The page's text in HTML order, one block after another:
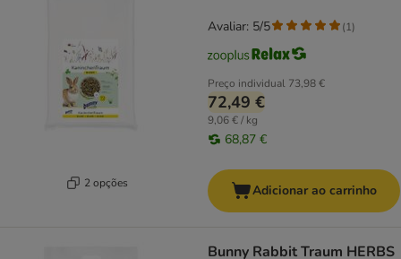
2 opções
Preço individual 73,98 €
72,49 €
9,06 € / kg
68,87 €
Avaliar: 5/5 (1)
Adicionar ao carrinho
Bunny Rabbit Traum HERBS